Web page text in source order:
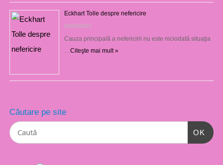
Eckhart Tolle despre nefericire
09/09/2023
Cauza principală a nefericirii nu este niciodată situaţia
Citeşte mai mult »
Căutare pe site
OK